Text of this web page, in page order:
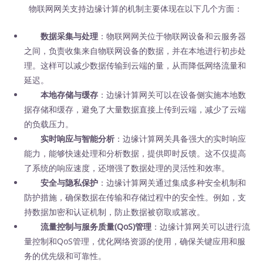
物联网网关支持边缘计算的机制主要体现在以下几个方面：
数据采集与处理 ：物联网网关位于物联网设备和云服务器
之间，负责收集来自物联网设备的数据，并在本地进行初步处
理。这样可以减少数据传输到云端的量，从而降低网络流量和
延迟。
本地存储与缓存 ：边缘计算网关可以在设备侧实施本地数
据存储和缓存，避免了大量数据直接上传到云端，减少了云端
的负载压力。
实时响应与智能分析 ：边缘计算网关具备强大的实时响应
能力，能够快速处理和分析数据，提供即时反馈。这不仅提高
了系统的响应速度，还增强了数据处理的灵活性和效率。
安全与隐私保护 ：边缘计算网关通过集成多种安全机制和
防护措施，确保数据在传输和存储过程中的安全性。例如，支
持数据加密和认证机制，防止数据被窃取或篡改。
流量控制与服务质量(QoS)管理 ：边缘计算网关可以进行流
量控制和QoS管理，优化网络资源的使用，确保关键应用和服
务的优先级和可靠性。